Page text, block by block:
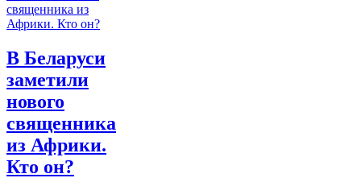
В Беларуси
заметили
нового
священника
из Африки.
Кто он?